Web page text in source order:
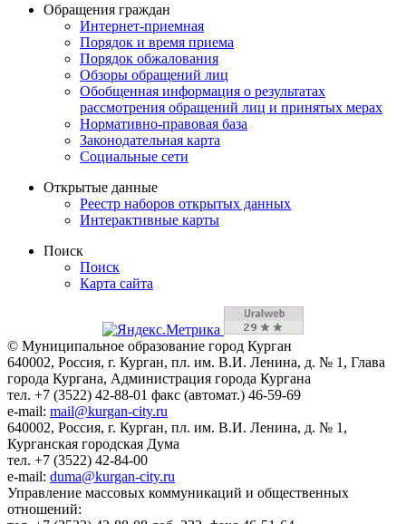
Обращения граждан
Интернет-приемная
Порядок и время приема
Порядок обжалования
Обзоры обращений лиц
Обобщенная информация о результатах
рассмотрения обращений лиц и принятых мерах
Нормативно-правовая база
Законодательная карта
Социальные сети
Открытые данные
Реестр наборов открытых данных
Интерактивные карты
Поиск
Поиск
Карта сайта
© Муниципальное образование город Курган
640002, Россия, г. Курган, пл. им. В.И. Ленина, д. № 1, Глава
города Кургана, Администрация города Кургана
тел. +7 (3522) 42-88-01 факс (автомат.) 46-59-69
e-mail: mail@kurgan-city.ru
640002, Россия, г. Курган, пл. им. В.И. Ленина, д. № 1,
Курганская городская Дума
тел. +7 (3522) 42-84-00
e-mail: duma@kurgan-city.ru
Управление массовых коммуникаций и общественных
отношений: